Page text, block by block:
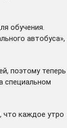
обучения.
автобуса»,
поэтому теперь
специальном
что каждое утро